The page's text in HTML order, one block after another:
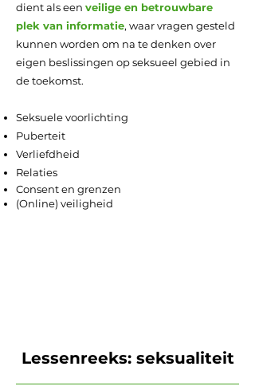
dient als een veilige en betrouwbare
plek van informatie, waar vragen gesteld
kunnen worden om na te denken over
eigen beslissingen op seksueel gebied in
de toekomst.
Seksuele voorlichting
Puberteit
Verliefdheid
Relaties
Consent en grenzen
(Online) veiligheid
Lessenreeks: seksualiteit